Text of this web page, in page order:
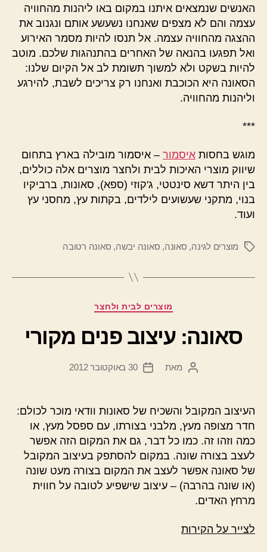
האנשים שנמצאים איתנו במקום באו ליהנות מהחוויה
עצמה והם לא מצפים שאנחנו נשעשע אותם ונגנוב את
ההצגה מהחוויה עצמה. אל תנסו להיות מסמר האירוע
ואל תפגעו בהנאה של האחרים בהתנהגות שלכם. מוטב
להיות בשקט ולא למשוך תשומת לב אל הקיום שלנו:
הסאונה היא הכוכבת ואנחנו רק צריכים לשבת, להירגע
וליהנות מהחוויה.
***
מוגש בחסות איסמור – איסמור מובילה בארץ בתחום
שיווק מוצרי האיכות לבית ולחצר מוצרים אלה כוללים,
בין היתר דשא סינטטי, ג'קוזי (ספא), סאונות, ברביקיו
בנוי, מתקני שעשועים לילדים, בקתות עץ, מחסני עץ
ועוד.
תגיותמוצרים לגינה, סאונה, סאונה יבשה, סאונה רטובה
קטגוריות
מוצרים לבית ולחצר
סאונה: עיצוב פנים מקורי
המחבר
מאת
תאריך
30 באוקטובר 2012
העיצוב המקובל והשכיח של סאונות וודאי מוכר לכולם:
חדר מצופה מעץ, מלבני בצורתו, עם ספסל מעץ, או
כמה וזהו זה. כמו כל דבר, גם את המקום הזה אפשר
לעצב בצורה שונה. במקום להסתפק בעיצוב המקובל
של סאונה אפשר לעצב את המקום בצורה מעט שונה
(או שונה בהרבה) – עיצוב שישפיע לטובה על חווית
מרחץ האדים.
לצייר על הקירות